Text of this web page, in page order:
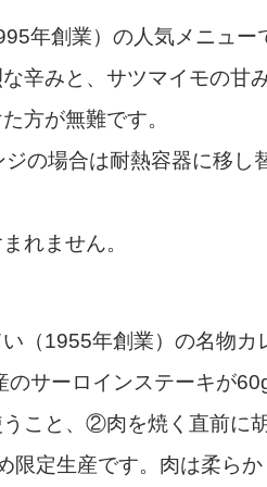
年創業）の人気メニュー
辛みと、サツマイモの甘
方が無難です。
の場合は耐熱容器に移し
れません。
（1955年創業）の名物カ
サーロインステーキが
こと、②肉を焼く直前に
限定生産です。肉は柔ら